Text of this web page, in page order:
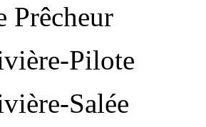
Prêcheur
Pilote
Salée